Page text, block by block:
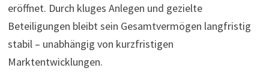
eröffnet. Durch kluges Anlegen und gezielte
Beteiligungen bleibt sein Gesamtvermögen langfristig
stabil – unabhängig von kurzfristigen
Marktentwicklungen.